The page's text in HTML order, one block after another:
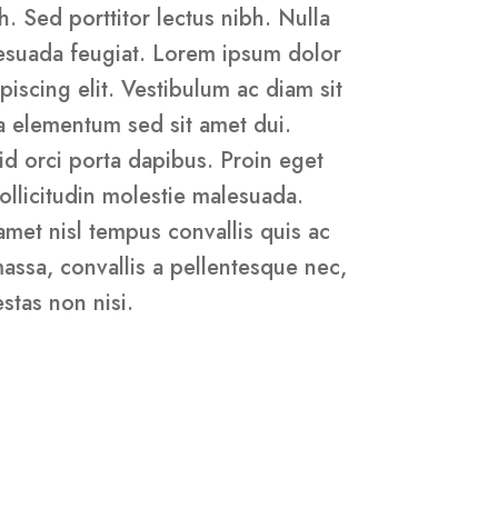
Sed porttitor lectus nibh. Nulla
feugiat. Lorem ipsum dolor
elit. Vestibulum ac diam sit
elementum sed sit amet dui.
orci porta dapibus. Proin eget
molestie malesuada.
nisl tempus convallis quis ac
convallis a pellentesque nec,
non nisi.